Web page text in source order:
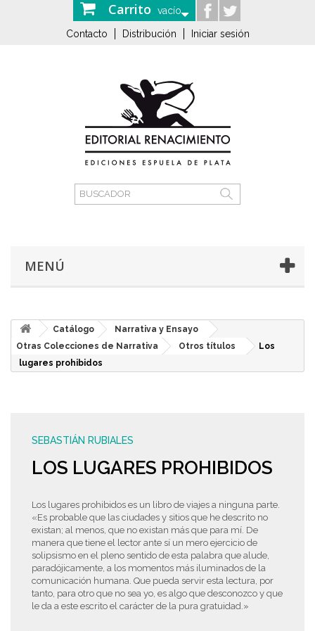
Carrito vacío
Contacto Distribución Iniciar sesión
MENÚ
Catálogo
Narrativa y Ensayo
Otras Colecciones de Narrativa
Otros títulos
Los
lugares prohibidos
SEBASTIÁN RUBIALES
LOS LUGARES PROHIBIDOS
Los lugares prohibidos es un libro de viajes a ninguna parte.
«Es probable que las ciudades y sitios que he descrito no
existan; al menos, que no existan más que para mí. De
manera que tiene el lector ante sí un mero ejercicio de
solipsismo en el pleno sentido de esta palabra que alude,
paradójicamente, a los momentos más iluminados de la
comunicación humana. Que pueda servir esta lectura, por
tanto, para otro que no sea yo, es algo que desconozco y que
le da a este escrito el carácter de la pura gratuidad.»